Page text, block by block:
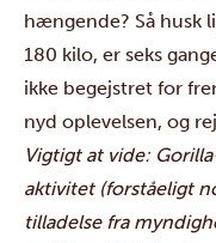
hængende? Så husk
180 kilo, er seks
ikke begejstret for
nyd oplevelsen, og
Vigtigt at vide:
aktivitet (forståeligt
tilladelse fra